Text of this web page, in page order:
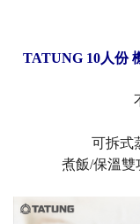
TATUNG 10人份
可拆式
煮飯/保溫雙